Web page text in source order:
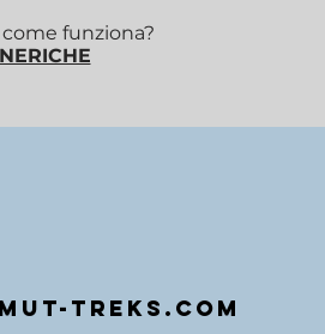
funziona?
TREKS.COM